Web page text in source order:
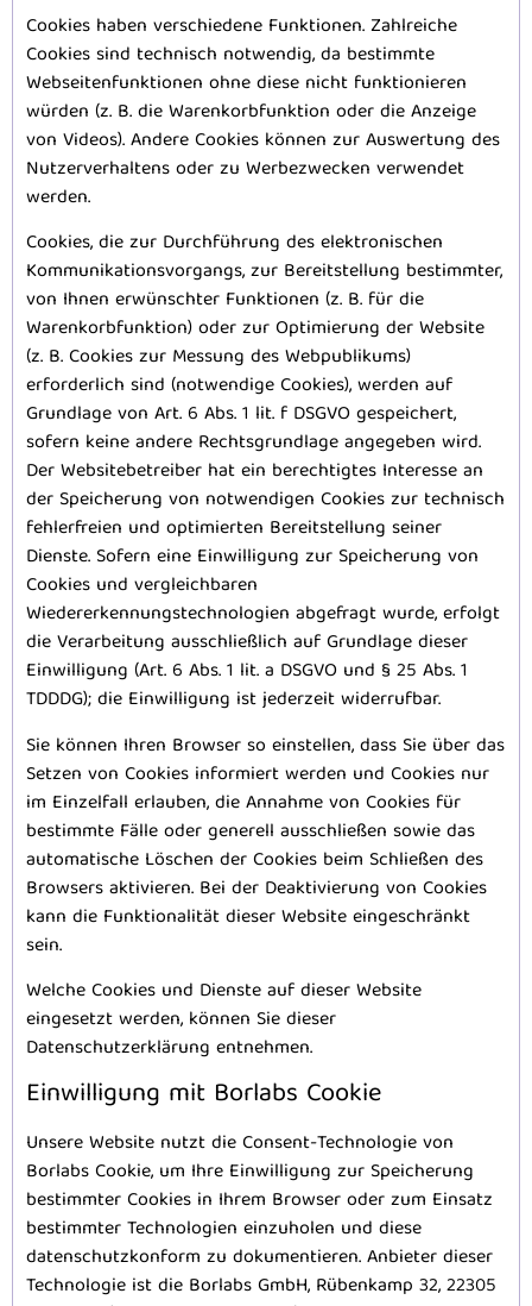
Cookies haben verschiedene Funktionen. Zahlreiche
Cookies sind technisch notwendig, da bestimmte
Webseitenfunktionen ohne diese nicht funktionieren
würden (z. B. die Warenkorbfunktion oder die Anzeige
von Videos). Andere Cookies können zur Auswertung des
Nutzerverhaltens oder zu Werbezwecken verwendet
werden.
Cookies, die zur Durchführung des elektronischen
Kommunikationsvorgangs, zur Bereitstellung bestimmter,
von Ihnen erwünschter Funktionen (z. B. für die
Warenkorbfunktion) oder zur Optimierung der Website
(z. B. Cookies zur Messung des Webpublikums)
erforderlich sind (notwendige Cookies), werden auf
Grundlage von Art. 6 Abs. 1 lit. f DSGVO gespeichert,
sofern keine andere Rechtsgrundlage angegeben wird.
Der Websitebetreiber hat ein berechtigtes Interesse an
der Speicherung von notwendigen Cookies zur technisch
fehlerfreien und optimierten Bereitstellung seiner
Dienste. Sofern eine Einwilligung zur Speicherung von
Cookies und vergleichbaren
Wiedererkennungstechnologien abgefragt wurde, erfolgt
die Verarbeitung ausschließlich auf Grundlage dieser
Einwilligung (Art. 6 Abs. 1 lit. a DSGVO und § 25 Abs. 1
TDDDG); die Einwilligung ist jederzeit widerrufbar.
Sie können Ihren Browser so einstellen, dass Sie über das
Setzen von Cookies informiert werden und Cookies nur
im Einzelfall erlauben, die Annahme von Cookies für
bestimmte Fälle oder generell ausschließen sowie das
automatische Löschen der Cookies beim Schließen des
Browsers aktivieren. Bei der Deaktivierung von Cookies
kann die Funktionalität dieser Website eingeschränkt
sein.
Welche Cookies und Dienste auf dieser Website
eingesetzt werden, können Sie dieser
Datenschutzerklärung entnehmen.
Einwilligung mit Borlabs Cookie
Unsere Website nutzt die Consent-Technologie von
Borlabs Cookie, um Ihre Einwilligung zur Speicherung
bestimmter Cookies in Ihrem Browser oder zum Einsatz
bestimmter Technologien einzuholen und diese
datenschutzkonform zu dokumentieren. Anbieter dieser
Technologie ist die Borlabs GmbH, Rübenkamp 32, 22305